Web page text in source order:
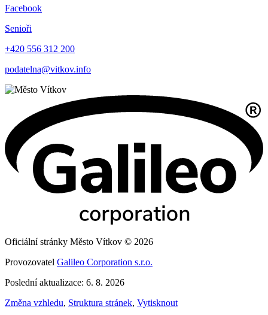
Facebook
Senioři
+420 556 312 200
podatelna@vitkov.info
Oficiální stránky Město Vítkov © 2026
Provozovatel Galileo Corporation s.r.o.
Poslední aktualizace: 6. 8. 2026
Změna vzhledu, Struktura stránek, Vytisknout